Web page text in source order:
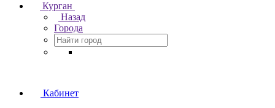
Курган
Назад
Города
Кабинет